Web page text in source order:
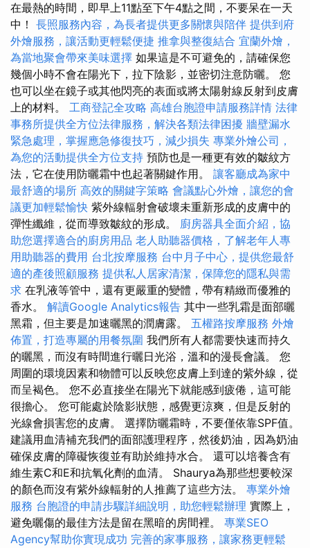
在最熱的時間，即早上11點至下午4點之間，不要呆在一天
中！ 長照服務內容，為長者提供更多關懷與陪伴 提供到府
外燴服務，讓活動更輕鬆便捷 推拿與整復結合 宜蘭外燴，
為當地聚會帶來美味選擇 如果這是不可避免的，請確保您
幾個小時不會在陽光下，拉下陰影，並密切注意防曬。 您
也可以坐在鏡子或其他閃亮的表面或將太陽射線反射到皮膚
上的材料。 工商登記全攻略 高雄台胞證申請服務詳情 法律
事務所提供全方位法律服務，解決各類法律困擾 牆壁漏水
緊急處理，掌握應急修復技巧，減少損失 專業外燴公司，
為您的活動提供全方位支持 預防也是一種更有效的皺紋方
法，它在使用防曬霜中也起著關鍵作用。 讓客廳成為家中
最舒適的場所 高效的關鍵字策略 會議點心外燴，讓您的會
議更加輕鬆愉快 紫外線輻射會破壞未重新形成的皮膚中的
彈性纖維，從而導致皺紋的形成。 廚房器具全面介紹，協
助您選擇適合的廚房用品 老人助聽器價格，了解老年人專
用助聽器的費用 台北按摩服務 台中月子中心，提供您最舒
適的產後照顧服務 提供私人居家清潔，保障您的隱私與需
求 在乳液等管中，還有更嚴重的變體，帶有精緻而優雅的
香水。 解讀Google Analytics報告 其中一些乳霜是面部曬
黑霜，但主要是加速曬黑的潤膚露。 五權路按摩服務 外燴
佈置，打造專屬的用餐氛圍 我們所有人都需要快速而持久
的曬黑，而沒有時間進行曬日光浴，溫和的漫長會議。 您
周圍的環境因素和物體可以反映您皮膚上到達的紫外線，從
而呈褐色。 您不必直接坐在陽光下就能感到疲倦，這可能
很擔心。 您可能處於陰影狀態，感覺更涼爽，但是反射的
光線會損害您的皮膚。 選擇防曬霜時，不要僅依靠SPF值。
建議用血清補充我們的面部護理程序，然後奶油，因為奶油
確保皮膚的障礙恢復並有助於維持水合。 還可以培養含有
維生素C和E和抗氧化劑的血清。 Shaurya為那些想要較深
的顏色而沒有紫外線輻射的人推薦了這些方法。 專業外燴
服務 台胞證的申請步驟詳細說明，助您輕鬆辦理 實際上，
避免曬傷的最佳方法是留在黑暗的房間裡。 專業SEO
Agency幫助你實現成功 完善的家事服務，讓家務更輕鬆